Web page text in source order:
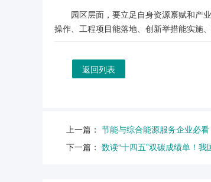
园区层面，要立足自身资源禀赋和产
操作、工程项目能落地、创新举措能实施
返回列表
上一篇： 节能与综合能源服务企业必
下一篇： 数读“十四五”双碳成绩单！